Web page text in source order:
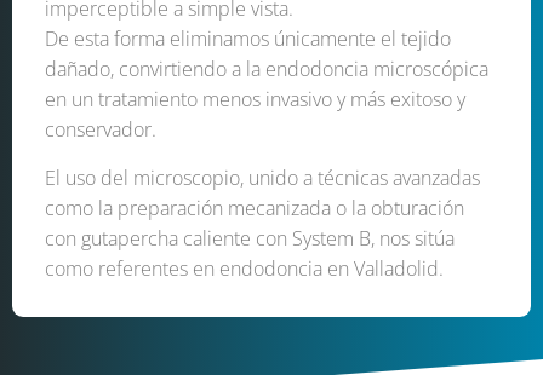
imperceptible a simple vista.
De esta forma eliminamos únicamente el tejido
dañado, convirtiendo a la endodoncia microscópica
en un tratamiento menos invasivo y más exitoso y
conservador.
El uso del microscopio, unido a técnicas avanzadas
como la preparación mecanizada o la obturación
con gutapercha caliente con System B, nos sitúa
como referentes en endodoncia en Valladolid.